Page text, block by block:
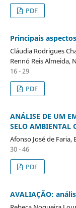
PDF
Principais
Cláudia Rodrigues
Rennó Reis Almeida,
16 - 29
PDF
ANÁLISE DE UM
SELO AMBIENTAL
Afonso José de Faria,
30 - 46
PDF
AVALIAÇÃO: